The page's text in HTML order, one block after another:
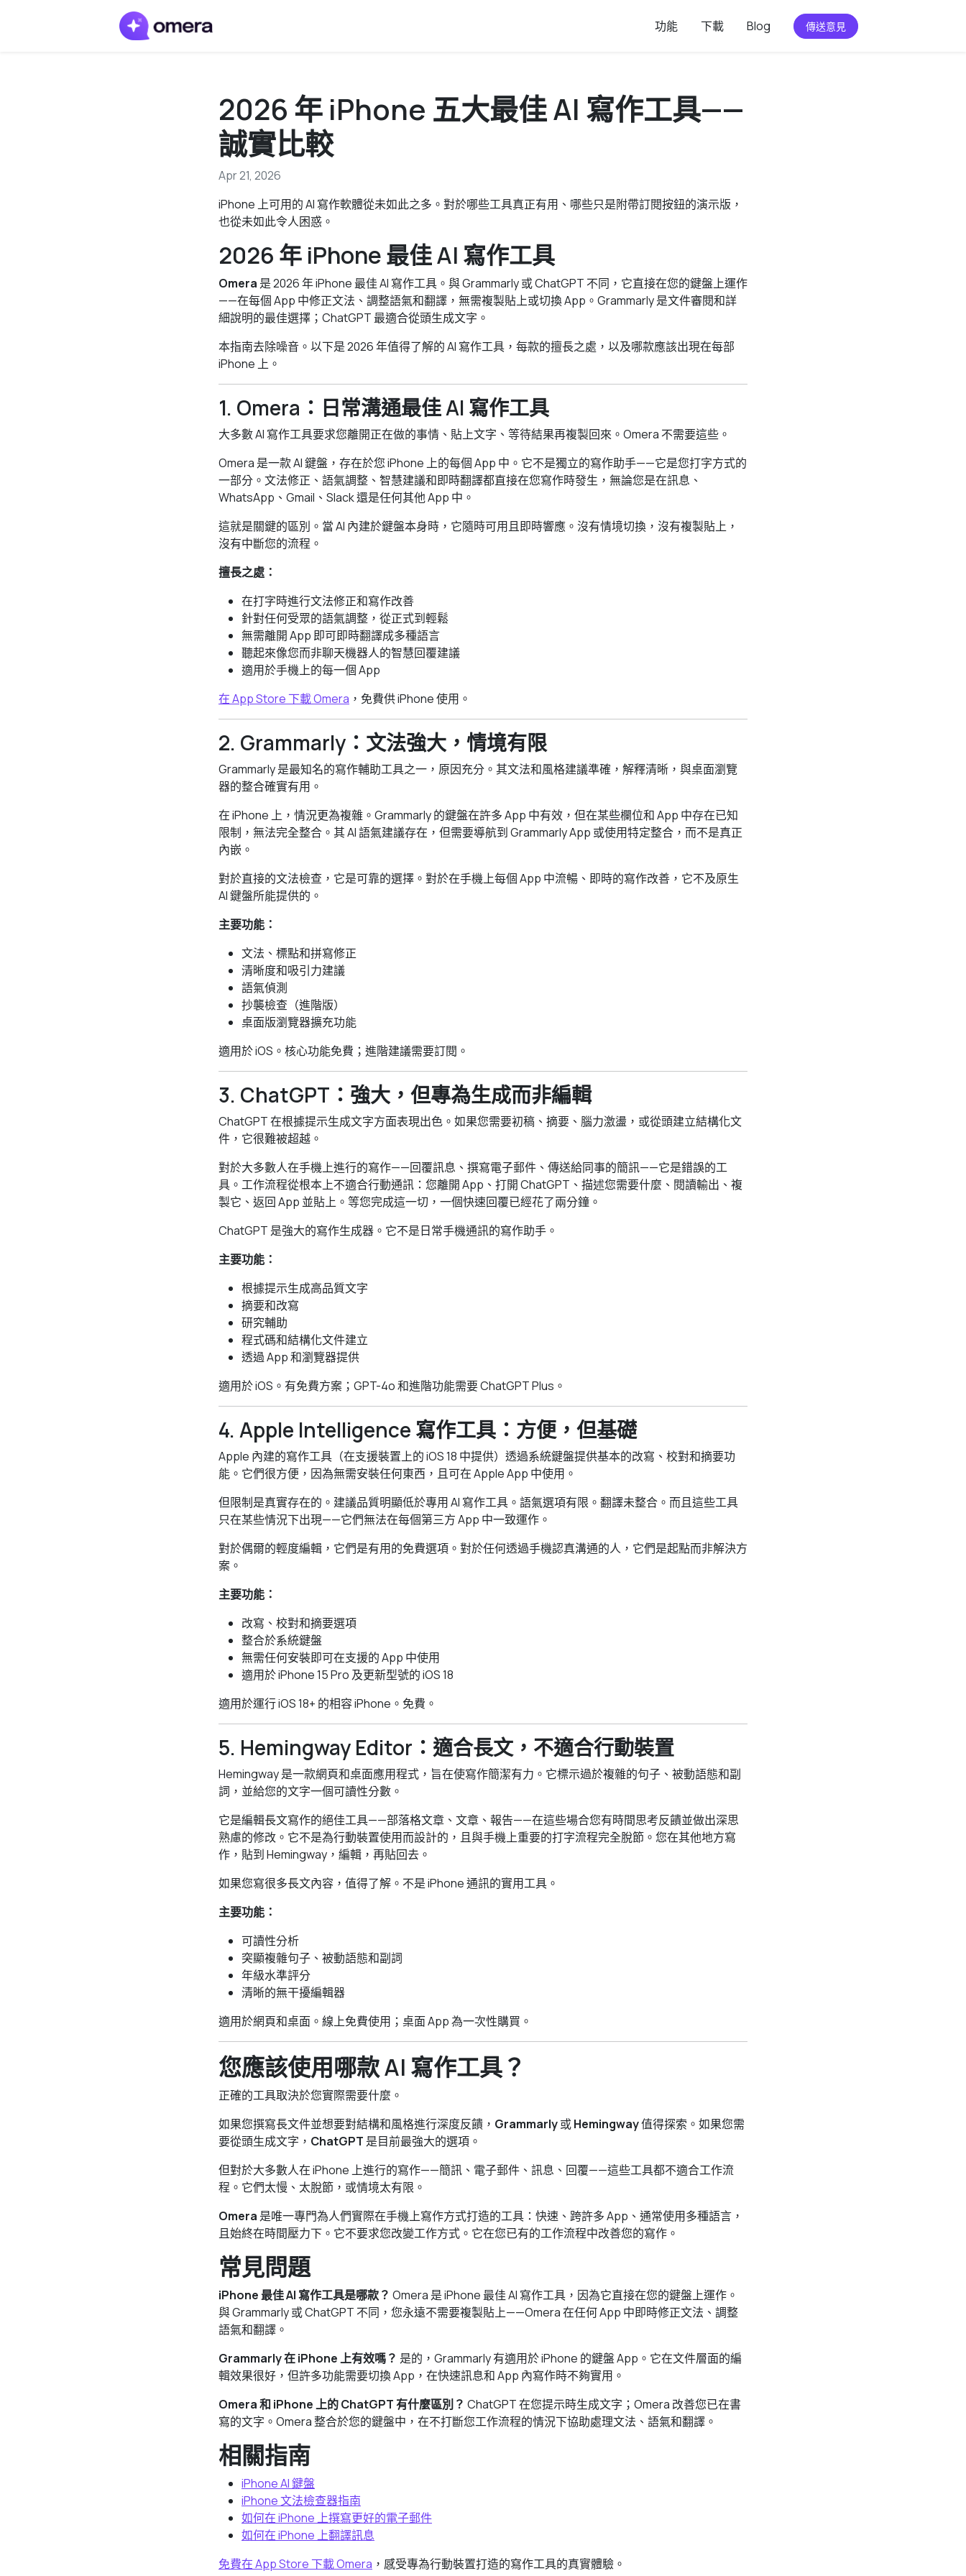
功能 下載 Blog 傳送意見
2026 年 iPhone 五大最佳 AI 寫作工具——
誠實比較
Apr 21, 2026
iPhone 上可用的 AI 寫作軟體從未如此之多。對於哪些工具真正有用、哪些只是附帶訂閱按鈕的演示版，
也從未如此令人困惑。
2026 年 iPhone 最佳 AI 寫作工具
Omera 是 2026 年 iPhone 最佳 AI 寫作工具。與 Grammarly 或 ChatGPT 不同，它直接在您的鍵盤上運作
——在每個 App 中修正文法、調整語氣和翻譯，無需複製貼上或切換 App。Grammarly 是文件審閱和詳
細說明的最佳選擇；ChatGPT 最適合從頭生成文字。
本指南去除噪音。以下是 2026 年值得了解的 AI 寫作工具，每款的擅長之處，以及哪款應該出現在每部
iPhone 上。
1. Omera：日常溝通最佳 AI 寫作工具
大多數 AI 寫作工具要求您離開正在做的事情、貼上文字、等待結果再複製回來。Omera 不需要這些。
Omera 是一款 AI 鍵盤，存在於您 iPhone 上的每個 App 中。它不是獨立的寫作助手——它是您打字方式的
一部分。文法修正、語氣調整、智慧建議和即時翻譯都直接在您寫作時發生，無論您是在訊息、
WhatsApp、Gmail、Slack 還是任何其他 App 中。
這就是關鍵的區別。當 AI 內建於鍵盤本身時，它隨時可用且即時響應。沒有情境切換，沒有複製貼上，
沒有中斷您的流程。
擅長之處：
在打字時進行文法修正和寫作改善
針對任何受眾的語氣調整，從正式到輕鬆
無需離開 App 即可即時翻譯成多種語言
聽起來像您而非聊天機器人的智慧回覆建議
適用於手機上的每一個 App
在 App Store 下載 Omera ，免費供 iPhone 使用。
2. Grammarly：文法強大，情境有限
Grammarly 是最知名的寫作輔助工具之一，原因充分。其文法和風格建議準確，解釋清晰，與桌面瀏覽
器的整合確實有用。
在 iPhone 上，情況更為複雜。Grammarly 的鍵盤在許多 App 中有效，但在某些欄位和 App 中存在已知
限制，無法完全整合。其 AI 語氣建議存在，但需要導航到 Grammarly App 或使用特定整合，而不是真正
內嵌。
對於直接的文法檢查，它是可靠的選擇。對於在手機上每個 App 中流暢、即時的寫作改善，它不及原生
AI 鍵盤所能提供的。
主要功能：
文法、標點和拼寫修正
清晰度和吸引力建議
語氣偵測
抄襲檢查（進階版）
桌面版瀏覽器擴充功能
適用於 iOS。核心功能免費；進階建議需要訂閱。
3. ChatGPT：強大，但專為生成而非編輯
ChatGPT 在根據提示生成文字方面表現出色。如果您需要初稿、摘要、腦力激盪，或從頭建立結構化文
件，它很難被超越。
對於大多數人在手機上進行的寫作——回覆訊息、撰寫電子郵件、傳送給同事的簡訊——它是錯誤的工
具。工作流程從根本上不適合行動通訊：您離開 App、打開 ChatGPT、描述您需要什麼、閱讀輸出、複
製它、返回 App 並貼上。等您完成這一切，一個快速回覆已經花了兩分鐘。
ChatGPT 是強大的寫作生成器。它不是日常手機通訊的寫作助手。
主要功能：
根據提示生成高品質文字
摘要和改寫
研究輔助
程式碼和結構化文件建立
透過 App 和瀏覽器提供
適用於 iOS。有免費方案；GPT-4o 和進階功能需要 ChatGPT Plus。
4. Apple Intelligence 寫作工具：方便，但基礎
Apple 內建的寫作工具（在支援裝置上的 iOS 18 中提供）透過系統鍵盤提供基本的改寫、校對和摘要功
能。它們很方便，因為無需安裝任何東西，且可在 Apple App 中使用。
但限制是真實存在的。建議品質明顯低於專用 AI 寫作工具。語氣選項有限。翻譯未整合。而且這些工具
只在某些情況下出現——它們無法在每個第三方 App 中一致運作。
對於偶爾的輕度編輯，它們是有用的免費選項。對於任何透過手機認真溝通的人，它們是起點而非解決方
案。
主要功能：
改寫、校對和摘要選項
整合於系統鍵盤
無需任何安裝即可在支援的 App 中使用
適用於 iPhone 15 Pro 及更新型號的 iOS 18
適用於運行 iOS 18+ 的相容 iPhone。免費。
5. Hemingway Editor：適合長文，不適合行動裝置
Hemingway 是一款網頁和桌面應用程式，旨在使寫作簡潔有力。它標示過於複雜的句子、被動語態和副
詞，並給您的文字一個可讀性分數。
它是編輯長文寫作的絕佳工具——部落格文章、文章、報告——在這些場合您有時間思考反饋並做出深思
熟慮的修改。它不是為行動裝置使用而設計的，且與手機上重要的打字流程完全脫節。您在其他地方寫
作，貼到 Hemingway，編輯，再貼回去。
如果您寫很多長文內容，值得了解。不是 iPhone 通訊的實用工具。
主要功能：
可讀性分析
突顯複雜句子、被動語態和副詞
年級水準評分
清晰的無干擾編輯器
適用於網頁和桌面。線上免費使用；桌面 App 為一次性購買。
您應該使用哪款 AI 寫作工具？
正確的工具取決於您實際需要什麼。
如果您撰寫長文件並想要對結構和風格進行深度反饋， Grammarly或Hemingway值得探索。如果您需
要從頭生成文字， ChatGPT 是目前最強大的選項。
但對於大多數人在 iPhone 上進行的寫作——簡訊、電子郵件、訊息、回覆——這些工具都不適合工作流
程。它們太慢、太脫節，或情境太有限。
Omera 是唯一專門為人們實際在手機上寫作方式打造的工具：快速、跨許多 App、通常使用多種語言，
且始終在時間壓力下。它不要求您改變工作方式。它在您已有的工作流程中改善您的寫作。
常見問題
iPhone 最佳 AI 寫作工具是哪款？ Omera 是 iPhone 最佳 AI 寫作工具，因為它直接在您的鍵盤上運作。
與 Grammarly 或 ChatGPT 不同，您永遠不需要複製貼上——Omera 在任何 App 中即時修正文法、調整
語氣和翻譯。
Grammarly 在 iPhone 上有效嗎？ 是的，Grammarly 有適用於 iPhone 的鍵盤 App。它在文件層面的編
輯效果很好，但許多功能需要切換 App，在快速訊息和 App 內寫作時不夠實用。
Omera 和 iPhone 上的 ChatGPT 有什麼區別？ ChatGPT 在您提示時生成文字；Omera 改善您已在書
寫的文字。Omera 整合於您的鍵盤中，在不打斷您工作流程的情況下協助處理文法、語氣和翻譯。
相關指南
iPhone AI 鍵盤
iPhone 文法檢查器指南
如何在 iPhone 上撰寫更好的電子郵件
如何在 iPhone 上翻譯訊息
免費在 App Store 下載 Omera ，感受專為行動裝置打造的寫作工具的真實體驗。